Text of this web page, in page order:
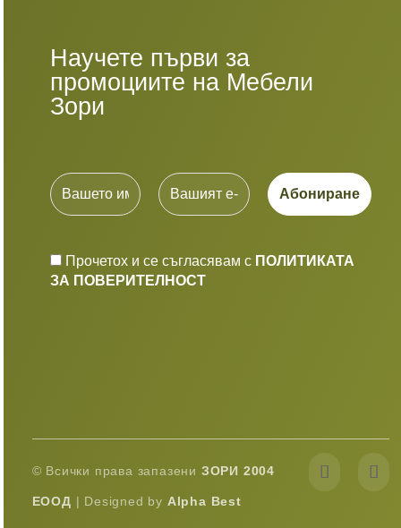
Научете първи за
промоциите на Мебели
Зори
Прочетох и се съгласявам с ПОЛИТИКАТА
ЗА ПОВЕРИТЕЛНОСТ
© Всички права запазени ЗОРИ 2004
ЕООД | Designed by Alpha Best